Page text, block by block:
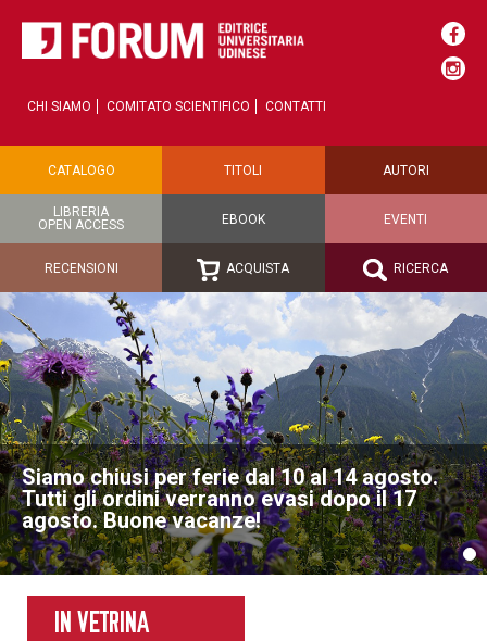
CHI SIAMO COMITATO SCIENTIFICO CONTATTI
CATALOGO TITOLI AUTORI
LIBRERIA
OPEN ACCESS
EBOOK EVENTI
RECENSIONI ACQUISTA RICERCA
Siamo chiusi per ferie dal 10 al 14 agosto.
Tutti gli ordini verranno evasi dopo il 17
agosto. Buone vacanze!
IN VETRINA